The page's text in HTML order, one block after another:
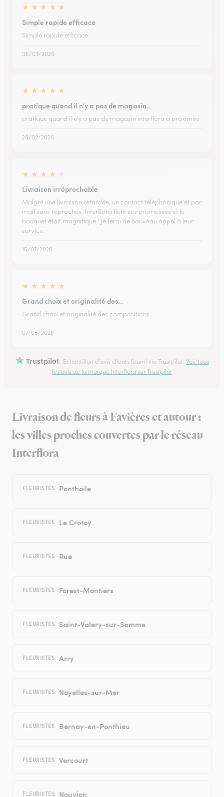
★ ★ ★ ★ ★
Simple rapide efficace
Simple rapide efficace
06/03/2026
★ ★ ★ ★ ★
pratique quand il n'y a pas de magasin…
pratique quand il n'y a pas de magasin interflora à proximité
28/02/2026
★ ★ ★ ★
Livraison irréprochable
Malgré une livraison retardée, un contact téléphonique et par
mail sans reproches. Interflora tient ses promesses et le
bouquet était magnifique ! Je ferai de nouveau appel à leur
service.
15/07/2026
★ ★ ★ ★ ★
Grand choix et originalité des…
Grand choix et originalité des compositions
07/05/2026
Trustpilot Échantillon d'avis clients fourni via Trustpilot. Voir tous
les avis de la marque Interflora sur Trustpilot
Livraison de fleurs à Favières et autour :
les villes proches couvertes par le réseau
Interflora
FLEURISTES Ponthoile
FLEURISTES Le Crotoy
FLEURISTES Rue
FLEURISTES Forest-Montiers
FLEURISTES Saint-Valery-sur-Somme
FLEURISTES Arry
FLEURISTES Noyelles-sur-Mer
FLEURISTES Bernay-en-Ponthieu
FLEURISTES Vercourt
FLEURISTES Nouvion